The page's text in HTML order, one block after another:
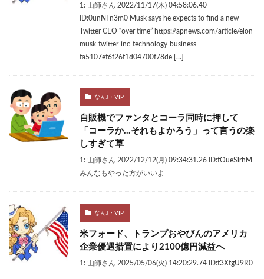
1: 山師さん 2022/11/17(木) 04:58:06.40
ID:0unNFn3m0 Musk says he expects to find a new
Twitter CEO “over time” https://apnews.com/article/elon-
musk-twitter-inc-technology-business-
fa5107ef6f26f1d04700f78de […]
なんJ・VIP
自販機でファンタとコーラ同時に押して
「コーラか…それもよかろう」って言うの楽
しすぎて草
1: 山師さん 2022/12/12(月) 09:34:31.26 ID:fOueSlrhM
みんなもやった方がいいよ
なんJ・VIP
米フォード、トランプおやびんのアメリカ
企業優遇措置により2100億円減益へ
1: 山師さん 2025/05/06(火) 14:20:29.74 ID:t3XtgU9R0